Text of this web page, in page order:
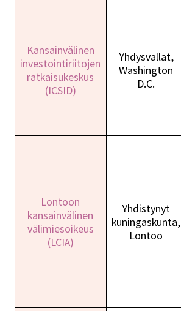
Kansainvälinen
investointiriitojen
ratkaisukeskus
(ICSID)
Yhdysvallat,
Washington
D.C.
Lontoon
kansainvälinen
välimiesoikeus
(LCIA)
Yhdistynyt
kuningaskunta,
Lontoo